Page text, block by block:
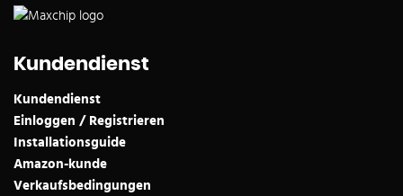
Kundendienst
Kundendienst
Einloggen / Registrieren
Installationsguide
Amazon-kunde
Verkaufsbedingungen